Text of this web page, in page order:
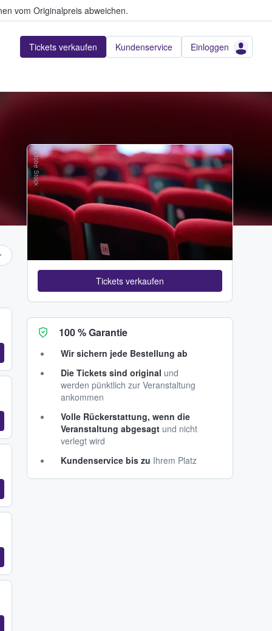
vom Originalpreis abweichen.
Tickets verkaufen Kundenservice Einloggen
Adobe Stock
Tickets verkaufen
100 % Garantie
Wir sichern jede Bestellung ab
Die Tickets sind original und
werden pünktlich zur Veranstaltung
ankommen
Volle Rückerstattung, wenn die
Veranstaltung abgesagt und nicht
verlegt wird
Kundenservice bis zu Ihrem Platz